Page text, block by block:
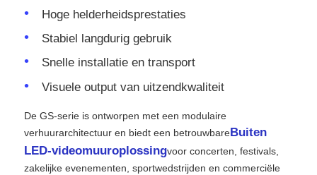
Neem contact met ons op
Hoge helderheidsprestaties
Stabiel langdurig gebruik
Snelle installatie en transport
Visuele output van uitzendkwaliteit
De GS-serie is ontworpen met een modulaire
verhuurarchitectuur en biedt een betrouwbareBuiten
LED-videomuuroplossingvoor concerten, festivals,
zakelijke evenementen, sportwedstrijden en commerciële